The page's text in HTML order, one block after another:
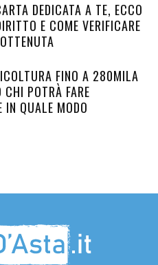
DEDICATA A TE, ECCO
E COME VERIFICARE
FINO A 280MILA
CHI POTRÀ FARE
IN QUALE MODO